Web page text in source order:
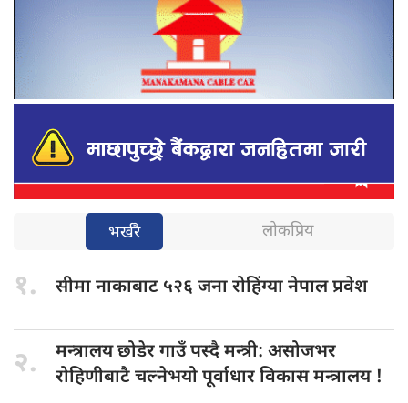
भर्खरै लोकप्रिय
१. सीमा नाकाबाट ५२६ जना रोहिंग्या नेपाल प्रवेश
२. मन्त्रालय छोडेरगाउँ पस्दै मन्त्री: असोजभर
रोहिणीबाटै चल्नेभयो पूर्वाधार विकास मन्त्रालय !